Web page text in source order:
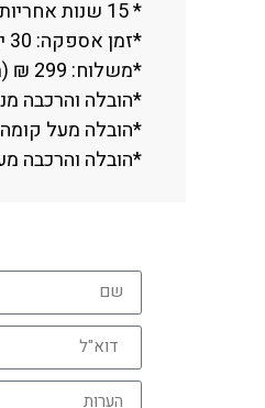
* 15 שנות אחריות
*זמן אספקה: 30 ימי עסקים
*משלוח: 299 ₪ (תוספת 100 ₪ למידות 180/200 ס”מ ומעלה).
*הובלה והרכבה
*הובלה מעל קומה
*הובלה והרכבה